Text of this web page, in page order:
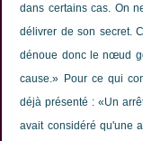
dans certains cas. On
délivrer de son secret.
dénoue donc le nœud
cause.» Pour ce qui
déjà présenté : «Un
avait considéré qu'une